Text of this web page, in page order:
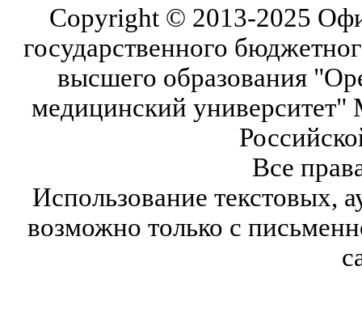
Copyright © 2013-2025
государственного
высшего образования
медицинский университет"
Все
Использование текстовых,
возможно только с